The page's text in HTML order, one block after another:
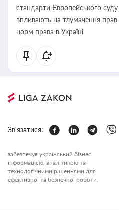
стандарти Європейського
впливають на тлумачення
норм права в Україні
Зв'язатися:
забезпечує український бізнес
інформацією, аналітикою та
технологічними рішеннями для
ефективної та безпечної роботи.